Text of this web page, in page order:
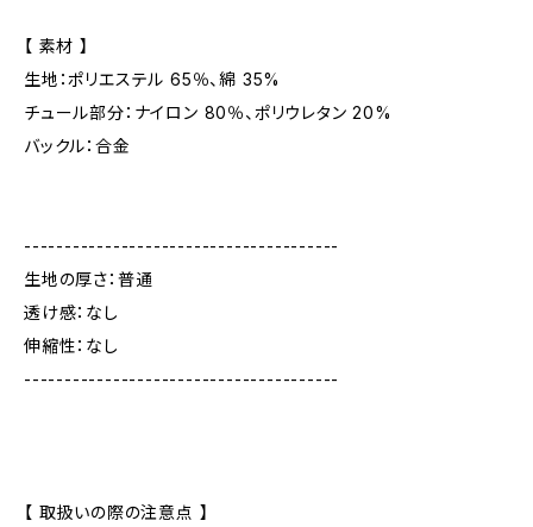
【 素材 】
生地：ポリエステル 65％、綿 35%
チュール部分：ナイロン 80％、ポリウレタン 20%
バックル：合金
---------------------------------------
生地の厚さ：普通
透け感：なし
伸縮性：なし
---------------------------------------
【 取扱いの際の注意点 】